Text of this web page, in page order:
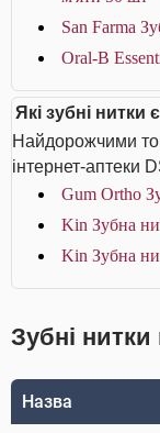
San Farma
Oral-B
Які зубні
Найдорожчими
інтернет-аптеки
Gum Ortho
Kin Зубна
Kin Зубна
Зубні нитки
Назва